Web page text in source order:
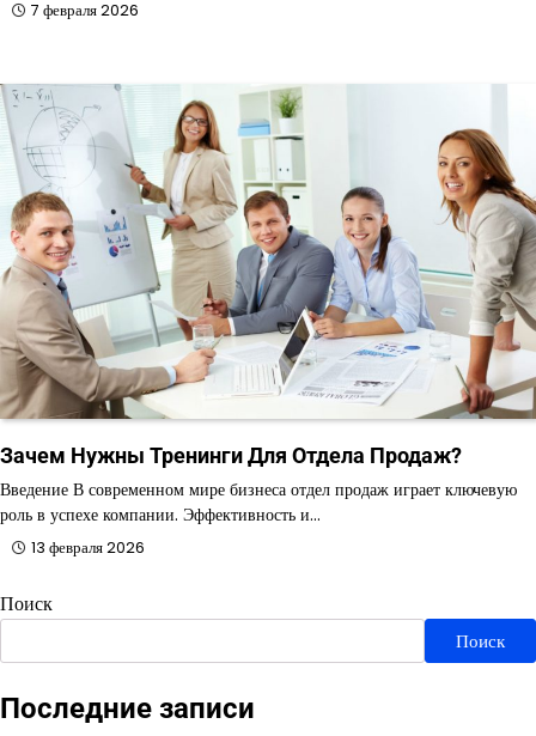
7 февраля 2026
Зачем Нужны Тренинги Для Отдела Продаж?
Введение В современном мире бизнеса отдел продаж играет ключевую
роль в успехе компании. Эффективность и…
13 февраля 2026
Поиск
Поиск
Последние записи